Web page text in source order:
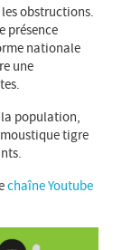
obstructions.
présence
nationale
une
la population,
tigre
chaîne Youtube